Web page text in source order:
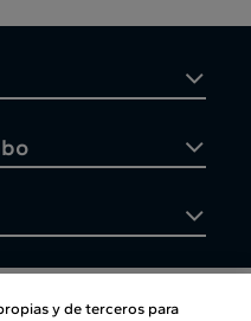
y de terceros para